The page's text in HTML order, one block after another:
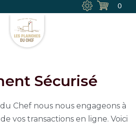
0
Sécurisé
Chef nous nous engageons à
vos transactions en ligne. Voici